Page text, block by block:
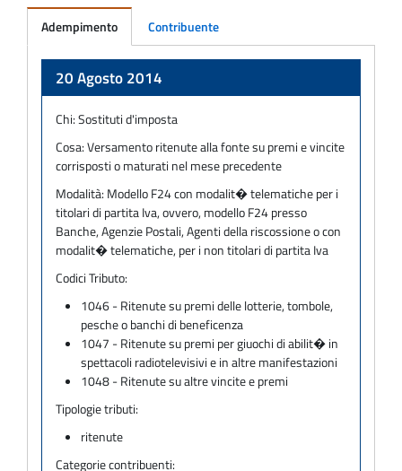
Adempimento Contribuente
20 Agosto 2014
Chi:Sostituti d'imposta
Cosa:Versamento ritenute alla fonte su premi e vincite
corrisposti o maturati nel mese precedente
Modalità: Modello F24 con modalit� telematiche per i
titolari di partita Iva, ovvero, modello F24 presso
Banche, Agenzie Postali, Agenti della riscossione o con
modalit� telematiche, per i non titolari di partita Iva
Codici Tributo:
1046 - Ritenute su premi delle lotterie, tombole,
pesche o banchi di beneficenza
1047 - Ritenute su premi per giuochi di abilit� in
spettacoli radiotelevisivi e in altre manifestazioni
1048 - Ritenute su altre vincite e premi
Tipologie tributi:
ritenute
Categorie contribuenti: